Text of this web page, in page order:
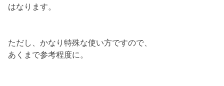
はなります。
ただし、かなり特殊な使い方ですので、
あくまで参考程度に。